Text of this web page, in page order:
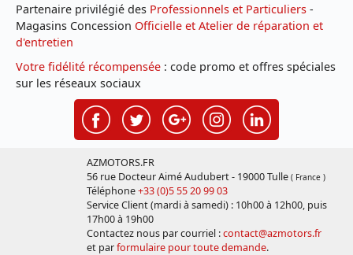
Partenaire privilégié des Professionnels et Particuliers -
Magasins Concession Officielle et Atelier de réparation et
d'entretien
Votre fidélité récompensée : code promo et offres spéciales
sur les réseaux sociaux
AZMOTORS.FR
56 rue Docteur Aimé Audubert - 19000 Tulle ( France )
Téléphone+33 (0)5 55 20 99 03
Service Client (mardi à samedi) : 10h00 à 12h00, puis
17h00 à 19h00
Contactez nous par courriel :contact@azmotors.fr
et parformulaire pour toute demande.